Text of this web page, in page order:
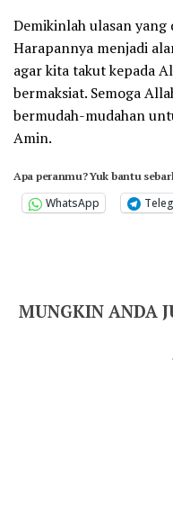
Demikinlah ulasan
Harapannya menjadi
agar kita takut kepada
bermaksiat. Semoga
bermudah-mudahan
Amin.
Apa peranmu? Yuk bantu
WhatsApp
MUNGKIN ANDA